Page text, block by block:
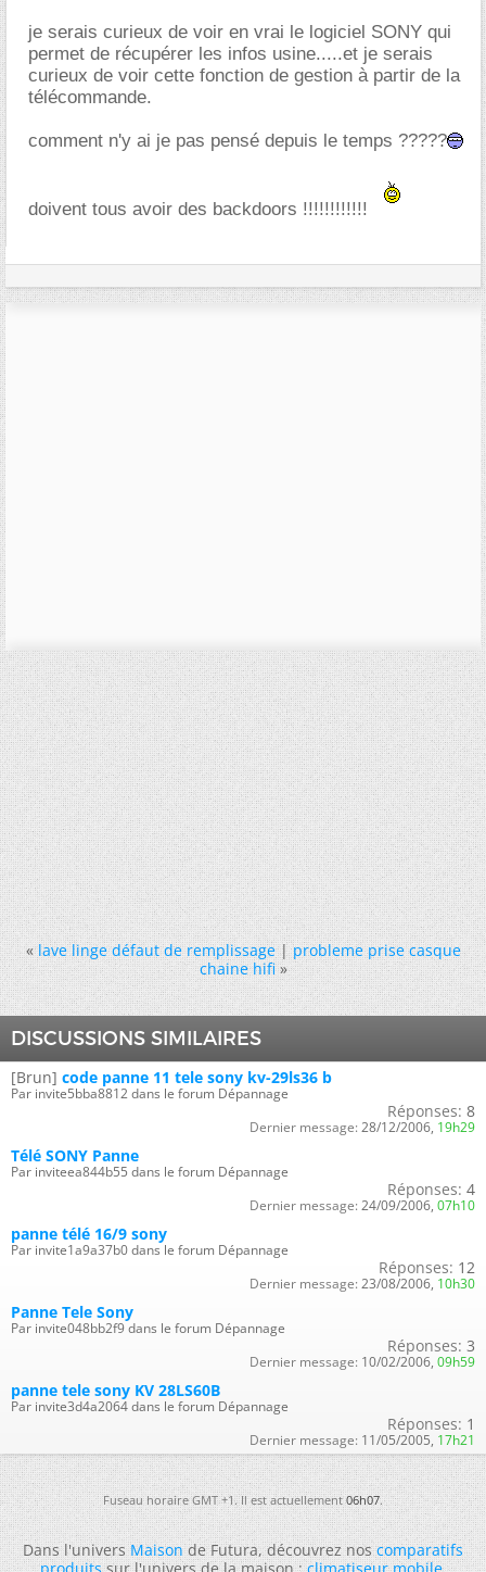
je serais curieux de voir en vrai le logiciel SONY qui
permet de récupérer les infos usine.....et je serais
curieux de voir cette fonction de gestion à partir de la
télécommande.
comment n'y ai je pas pensé depuis le temps ?????
doivent tous avoir des backdoors !!!!!!!!!!!!
« lave linge défaut de remplissage|probleme prise casque
chaine hifi »
DISCUSSIONS SIMILAIRES
[Brun] code panne 11 tele sony kv-29ls36 b
Par invite5bba8812 dans le forum Dépannage
Réponses: 8
Dernier message: 28/12/2006, 19h29
Télé SONY Panne
Par inviteea844b55 dans le forum Dépannage
Réponses: 4
Dernier message: 24/09/2006, 07h10
panne télé 16/9 sony
Par invite1a9a37b0 dans le forum Dépannage
Réponses: 12
Dernier message: 23/08/2006, 10h30
Panne Tele Sony
Par invite048bb2f9 dans le forum Dépannage
Réponses: 3
Dernier message: 10/02/2006, 09h59
panne tele sony KV 28LS60B
Par invite3d4a2064 dans le forum Dépannage
Réponses: 1
Dernier message: 11/05/2005, 17h21
Fuseau horaire GMT +1. Il est actuellement06h07.
Dans l'universMaisonde Futura, découvrez noscomparatifs